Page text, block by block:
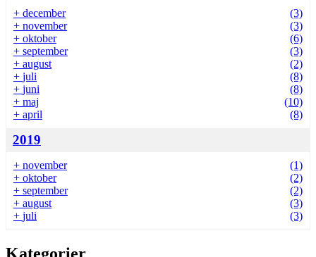
+ december
(3)
+ november
(3)
+ oktober
(6)
+ september
(3)
+ august
(2)
+ juli
(8)
+ juni
(8)
+ maj
(10)
+ april (8)
2019
+ november
(1)
+ oktober
(2)
+ september
(2)
+ august
(3)
+ juli (3)
Kategorier